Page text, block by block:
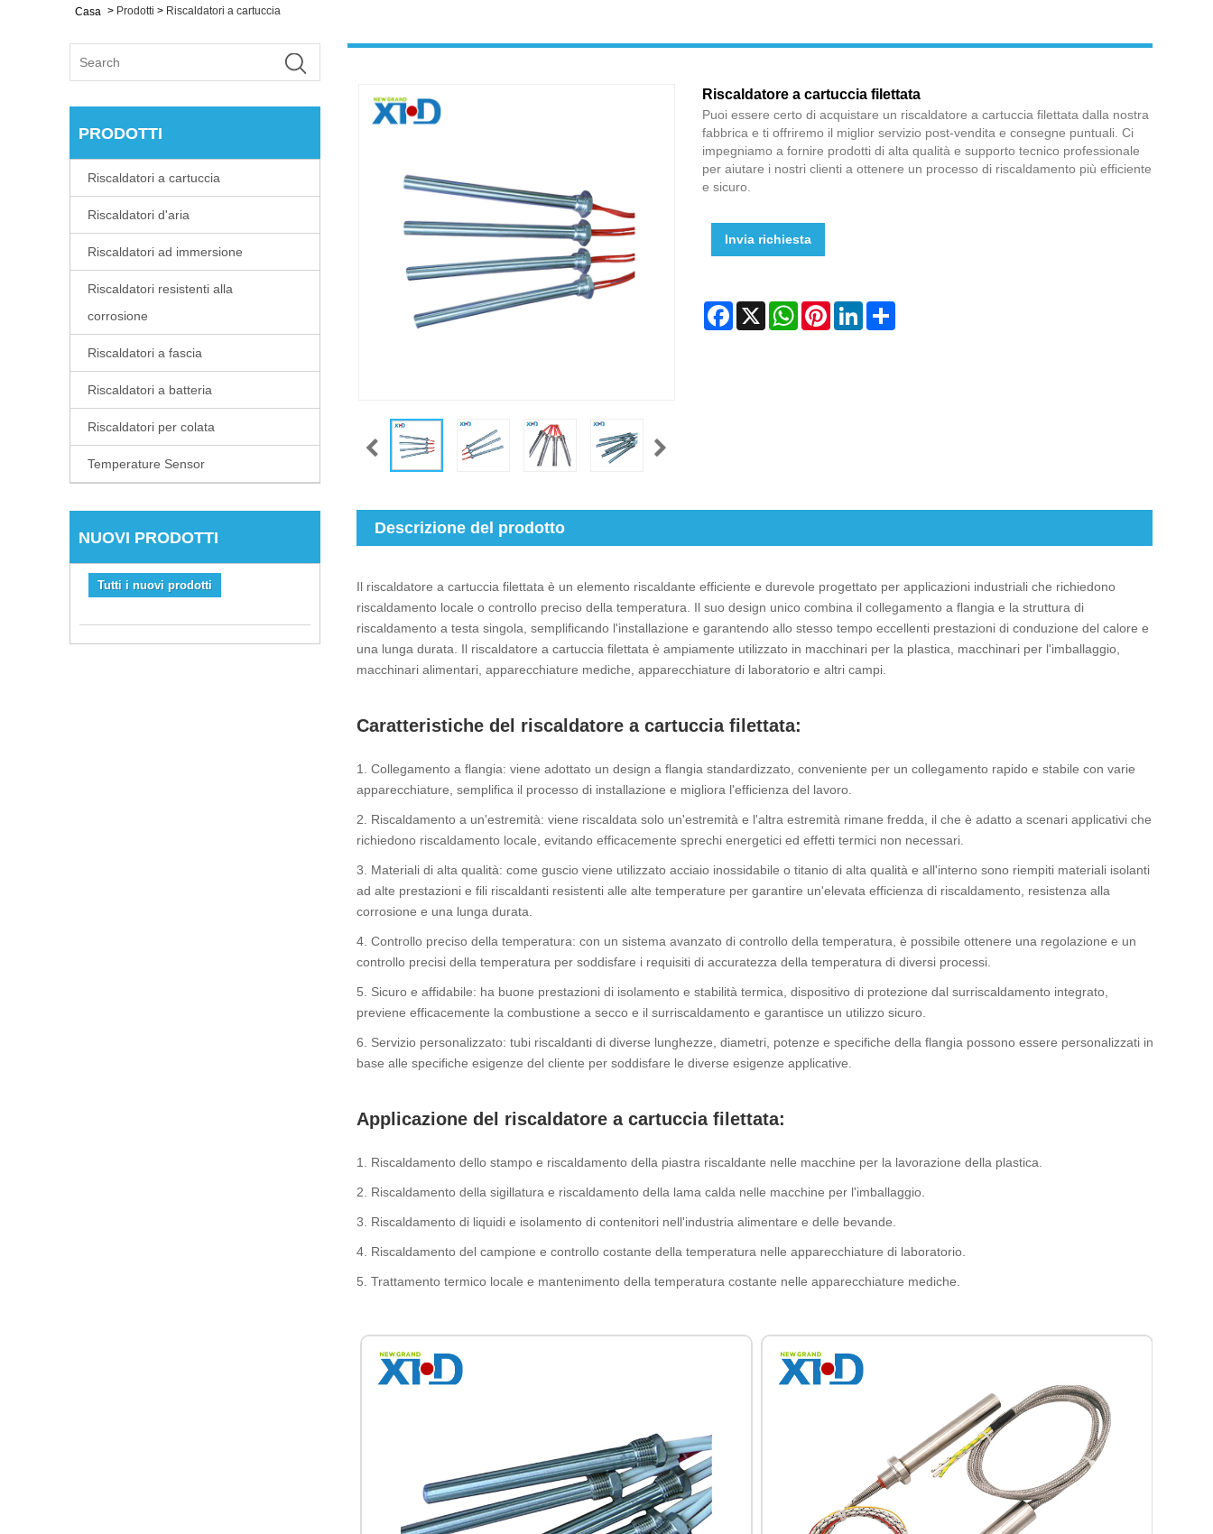
Casa > Prodotti > Riscaldatori a cartuccia
PRODOTTI
Riscaldatori a cartuccia
Riscaldatori d'aria
Riscaldatori ad immersione
Riscaldatori resistenti alla
corrosione
Riscaldatori a fascia
Riscaldatori a batteria
Riscaldatori per colata
Temperature Sensor
NUOVI PRODOTTI
Tutti i nuovi prodotti
Riscaldatore a cartuccia filettata
Puoi essere certo di acquistare un riscaldatore a cartuccia filettata dalla nostra
fabbrica e ti offriremo il miglior servizio post-vendita e consegne puntuali. Ci
impegniamo a fornire prodotti di alta qualità e supporto tecnico professionale
per aiutare i nostri clienti a ottenere un processo di riscaldamento più efficiente
e sicuro.
Invia richiesta
Facebook
X WhatsAppPinterestLinkedIn
Descrizione del prodotto
Il riscaldatore a cartuccia filettata è un elemento riscaldante efficiente e durevole progettato per applicazioni industriali che richiedono
riscaldamento locale o controllo preciso della temperatura. Il suo design unico combina il collegamento a flangia e la struttura di
riscaldamento a testa singola, semplificando l'installazione e garantendo allo stesso tempo eccellenti prestazioni di conduzione del calore e
una lunga durata. Il riscaldatore a cartuccia filettata è ampiamente utilizzato in macchinari per la plastica, macchinari per l'imballaggio,
macchinari alimentari, apparecchiature mediche, apparecchiature di laboratorio e altri campi.
Caratteristiche del riscaldatore a cartuccia filettata:
1. Collegamento a flangia: viene adottato un design a flangia standardizzato, conveniente per un collegamento rapido e stabile con varie
apparecchiature, semplifica il processo di installazione e migliora l'efficienza del lavoro.
2. Riscaldamento a un'estremità: viene riscaldata solo un'estremità e l'altra estremità rimane fredda, il che è adatto a scenari applicativi che
richiedono riscaldamento locale, evitando efficacemente sprechi energetici ed effetti termici non necessari.
3. Materiali di alta qualità: come guscio viene utilizzato acciaio inossidabile o titanio di alta qualità e all'interno sono riempiti materiali isolanti
ad alte prestazioni e fili riscaldanti resistenti alle alte temperature per garantire un'elevata efficienza di riscaldamento, resistenza alla
corrosione e una lunga durata.
4. Controllo preciso della temperatura: con un sistema avanzato di controllo della temperatura, è possibile ottenere una regolazione e un
controllo precisi della temperatura per soddisfare i requisiti di accuratezza della temperatura di diversi processi.
5. Sicuro e affidabile: ha buone prestazioni di isolamento e stabilità termica, dispositivo di protezione dal surriscaldamento integrato,
previene efficacemente la combustione a secco e il surriscaldamento e garantisce un utilizzo sicuro.
6. Servizio personalizzato: tubi riscaldanti di diverse lunghezze, diametri, potenze e specifiche della flangia possono essere personalizzati in
base alle specifiche esigenze del cliente per soddisfare le diverse esigenze applicative.
Applicazione del riscaldatore a cartuccia filettata:
1. Riscaldamento dello stampo e riscaldamento della piastra riscaldante nelle macchine per la lavorazione della plastica.
2. Riscaldamento della sigillatura e riscaldamento della lama calda nelle macchine per l'imballaggio.
3. Riscaldamento di liquidi e isolamento di contenitori nell'industria alimentare e delle bevande.
4. Riscaldamento del campione e controllo costante della temperatura nelle apparecchiature di laboratorio.
5. Trattamento termico locale e mantenimento della temperatura costante nelle apparecchiature mediche.